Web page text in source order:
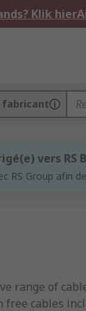
Klik hier
fabricant
vers RS
RS Group afin
range of
cables